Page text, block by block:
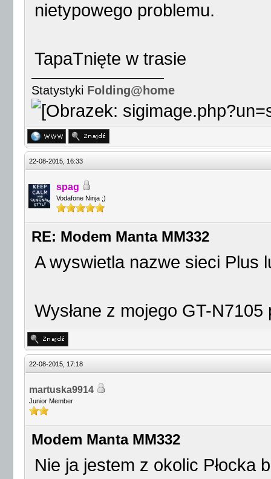
nietypowego problemu.
TapaTnięte w trasie
Statystyki Folding@home
22-08-2015, 16:33
spag
Vodafone Ninja ;)
RE: Modem Manta MM332
A wyswietla nazwe sieci Plus
Wysłane z mojego GT-
22-08-2015, 17:18
martuska9914
Junior Member
Modem Manta MM332
Nie ja jestem z okolic Płocka